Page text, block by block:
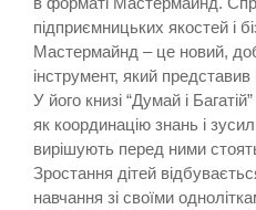
підприємницьких якостей і
Мастермайнд – це новий,
інструмент, який
У його книзі “Думай і
як координацію знань і
вирішують перед ними
Зростання дітей
навчання зі своїми